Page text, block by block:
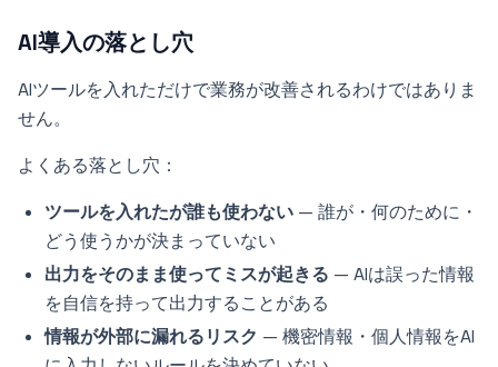
AI導入の落とし穴
AIツールを入れただけで業務が改善されるわけではありま
せん。
よくある落とし穴：
ツールを入れたが誰も使わない — 誰が・何のために・
どう使うかが決まっていない
出力をそのまま使ってミスが起きる — AIは誤った情報
を自信を持って出力することがある
情報が外部に漏れるリスク — 機密情報・個人情報をAI